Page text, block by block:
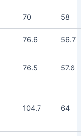
70 58
76.6 56.7
76.5 57.6
104.7 64